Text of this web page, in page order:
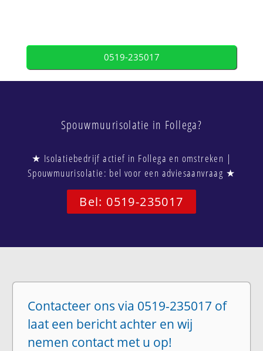
0519-235017
Spouwmuurisolatie in Follega?
★ Isolatiebedrijf actief in Follega en omstreken |
Spouwmuurisolatie: bel voor een adviesaanvraag ★
Bel: 0519-235017
Contacteer ons via 0519-235017 of
laat een bericht achter en wij
nemen contact met u op!